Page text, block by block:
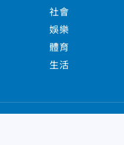
社會
娛樂
體育
生活